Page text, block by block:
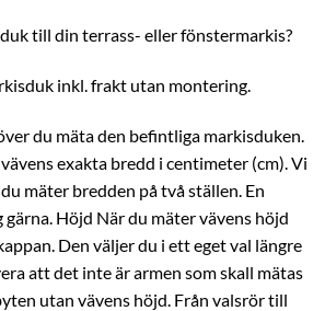
till din terrass- eller fönstermarkis?
inkl. frakt utan montering.
du mäta den befintliga markisduken.
exakta bredd i centimeter (cm). Vi
mäter bredden på två ställen. En
gärna. Höjd När du mäter vävens höjd
Den väljer du i ett eget val längre
att det inte är armen som skall mätas
utan vävens höjd. Från valsrör till